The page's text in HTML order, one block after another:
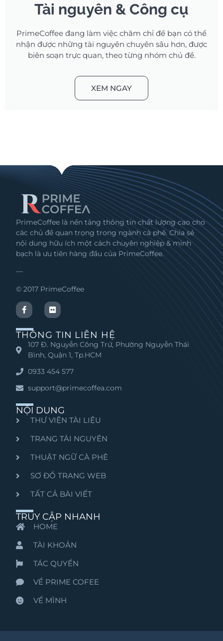
Tài nguyên & Công cụ
PrimeCoffee đang làm việc chăm chỉ để bạn có thể
nhận được những tài nguyên chuyên sâu hơn, được
biên soạn trực quan, theo từng nhóm chủ đề.
XEM NGAY
PrimeCoffee là nền tảng thông tin chất lượng cao cho
các chủ đề quan trọng trong ngành cà phê. Chia sẻ
nội dung hữu ích một cách chuyên nghiệp & minh
bạch là ưu tiên hàng đầu của PrimeCoffee.
—
© 2017 PrimeCoffee
THÔNG TIN LIÊN HỆ
107 Đ. Nguyễn Công Trứ, Phường Nguyễn Thái
Bình, Quận 1, Tp.HCM
0933 454 577
support@primecoffea.com
NỘI DUNG
THƯ VIỆN TÀI LIỆU
TRANG TÀI NGUYÊN
THUẬT NGỮ CÀ PHÊ
SƠ ĐỒ TRANG WEB
TẤT CẢ BÀI VIẾT
TRUY CẬP NHANH
HOME
TÀI KHOẢN
TÁC QUYỀN
VỀ PRIME COFEE
VỀ MÌNH